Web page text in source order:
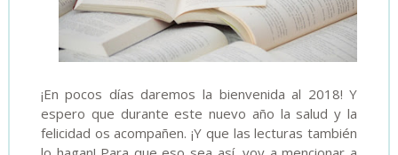
¡En pocos días daremos la bienvenida al 2018! Y
espero que durante este nuevo año la salud y la
felicidad os acompañen. ¡Y que las lecturas también